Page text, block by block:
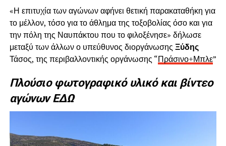
«Η επιτυχία των αγώνων αφήνει θετική παρακαταθήκη για
το μέλλον, τόσο για το άθλημα της τοξοβολίας όσο και για
την πόλη της Ναυπάκτου που το φιλοξένησε» δήλωσε
μεταξύ των άλλων ο υπεύθυνος διοργάνωσης Ξύδης
Τάσος, της περιβαλλοντικής οργάνωσης “Πράσινο+Μπλε”
Πλούσιο φωτογραφικό υλικό και βίντεο
αγώνων ΕΔΩ